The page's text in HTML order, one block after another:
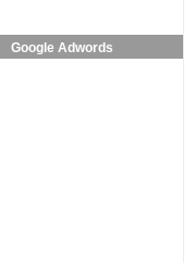
Google Adwords